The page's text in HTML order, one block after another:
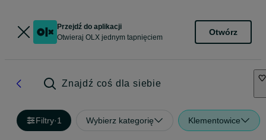
Przejdź do aplikacji
Otwieraj OLX jednym tapnięciem
Otwórz
Znajdź coś dla siebie
Filtry·1 Wybierz kategorię Klementowice